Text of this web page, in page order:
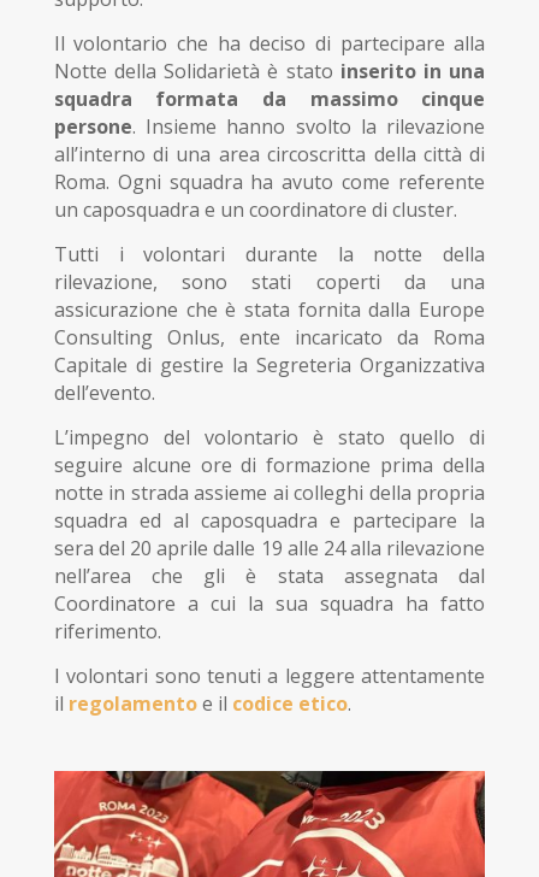
Il volontario che ha deciso di partecipare alla
Notte della Solidarietà è stato inserito in una
squadra formata da massimo cinque
persone. Insieme hanno svolto la rilevazione
all’interno di una area circoscritta della città di
Roma. Ogni squadra ha avuto come referente
un caposquadra e un coordinatore di cluster.
Tutti i volontari durante la notte della
rilevazione, sono stati coperti da una
assicurazione che è stata fornita dalla Europe
Consulting Onlus, ente incaricato da Roma
Capitale di gestire la Segreteria Organizzativa
dell’evento.
L’impegno del volontario è stato quello di
seguire alcune ore di formazione prima della
notte in strada assieme ai colleghi della propria
squadra ed al caposquadra e partecipare la
sera del 20 aprile dalle 19 alle 24 alla rilevazione
nell’area che gli è stata assegnata dal
Coordinatore a cui la sua squadra ha fatto
riferimento.
I volontari sono tenuti a leggere attentamente
il regolamentoe il codice etico.